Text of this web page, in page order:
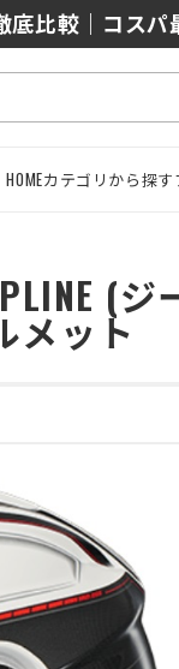
底比較｜コス
HOMEカテゴリから探す
(
メット